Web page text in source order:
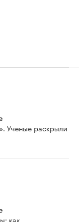
Ученые раскрыли
как